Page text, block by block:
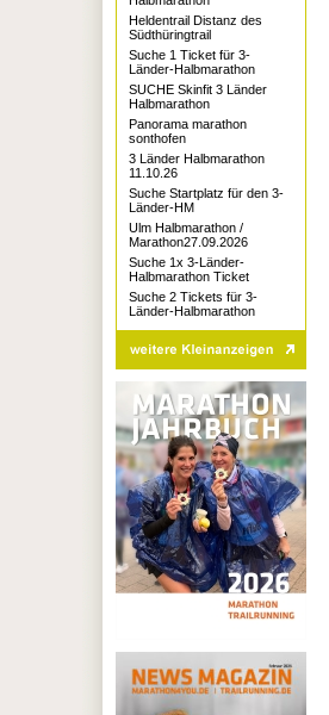
Heldentrail Distanz des
Südthüringtrail
Suche 1 Ticket für 3-
Länder-Halbmarathon
SUCHE Skinfit 3 Länder
Halbmarathon
Panorama marathon
sonthofen
3 Länder Halbmarathon
11.10.26
Suche Startplatz für den 3-
Länder-HM
Ulm Halbmarathon /
Marathon27.09.2026
Suche 1x 3-Länder-
Halbmarathon Ticket
Suche 2 Tickets für 3-
Länder-Halbmarathon